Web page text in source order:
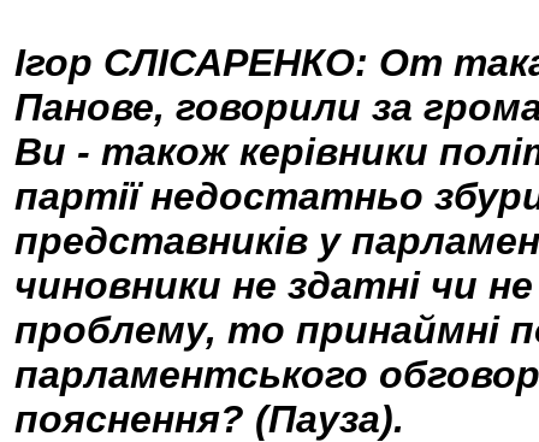
Ігор СЛІСАРЕНКО: От
Панове, говорили за
Ви - також керівники
партії недостатньо
представників у
чиновники не здатні чи
проблему, то принаймні
парламентського
пояснення? (Пауза).